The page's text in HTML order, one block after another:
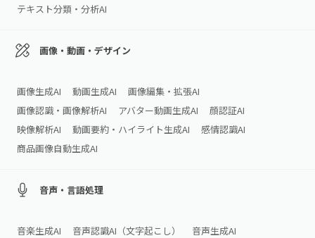
テキスト分類・分析AI
画像・動画・デザイン
画像生成AI 動画生成AI
画像編集・拡張AI
画像認識・画像解析AI
アバター動画生成AI
顔認証AI
映像解析AI
動画要約・ハイライト生成AI
感情認識AI
商品画像自動生成AI
音声・言語処理
音楽生成AI 音声認識AI（文字起こし）
音声生成AI